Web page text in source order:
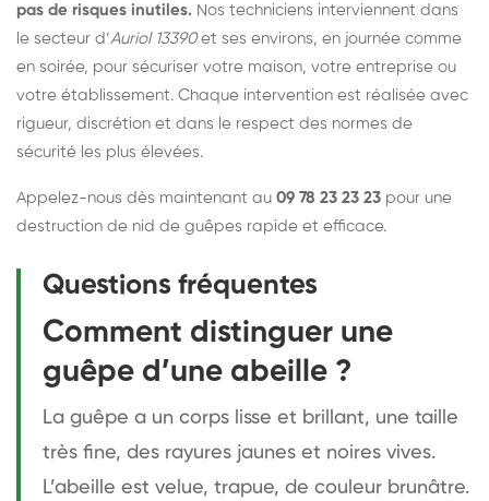
pas de risques inutiles. Nos techniciens interviennent dans
le secteur d’Auriol 13390et ses environs, en journée comme
en soirée, pour sécuriser votre maison, votre entreprise ou
votre établissement. Chaque intervention est réalisée avec
rigueur, discrétion et dans le respect des normes de
sécurité les plus élevées.
Appelez-nous dès maintenant au 09 78 23 23 23 pour une
destruction de nid de guêpes rapide et efficace.
Questions fréquentes
Comment distinguer une
guêpe d’une abeille ?
La guêpe a un corps lisse et brillant, une taille
très fine, des rayures jaunes et noires vives.
L’abeille est velue, trapue, de couleur brunâtre.